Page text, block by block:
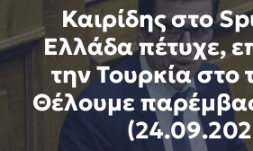
Καιρίδης στο
Ελλάδα πέτυχε,
την Τουρκία στο
Θέλουμε